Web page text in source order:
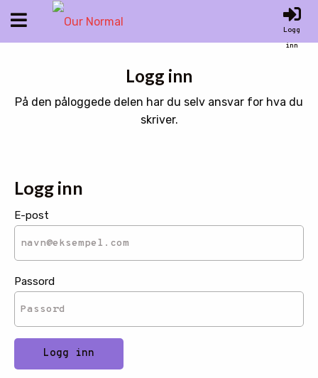
Logg
inn
Logg inn
På den påloggede delen har du selv ansvar for hva du
skriver.
Logg inn
E-post
Passord